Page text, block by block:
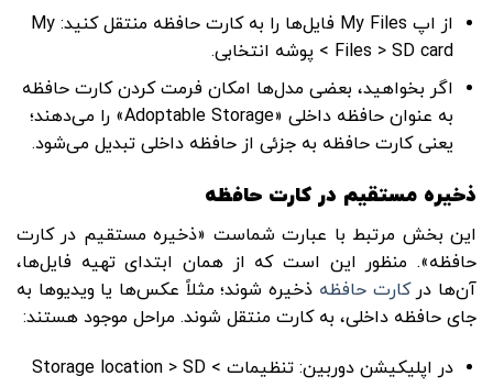
از اپ My Files فایل‌ها را به کارت حافظه منتقل کنید: My
Files > SD card > پوشه انتخابی.
اگر بخواهید، بعضی مدل‌ها امکان فرمت کردن کارت حافظه
به عنوان حافظه داخلی «Adoptable Storage» را می‌دهند؛
یعنی کارت حافظه به جزئی از حافظه داخلی تبدیل می‌شود.
ذخیره مستقیم در کارت حافظه
این بخش مرتبط با عبارت شماست «ذخیره مستقیم در کارت
حافظه». منظور این است که از همان ابتدای تهیه فایل‌ها،
آن‌ها درکارت حافظه ذخیره شوند؛ مثلاً عکس‌ها یا ویدیوها به‌
جای حافظه داخلی، به کارت منتقل شوند. مراحل موجود هستند:
در اپلیکیشن دوربین: تنظیمات > Storage location > SD